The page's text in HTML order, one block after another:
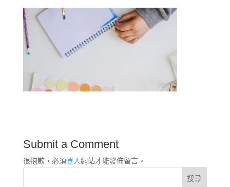
Submit a Comment
很抱歉，必須登入網站才能發佈留言。